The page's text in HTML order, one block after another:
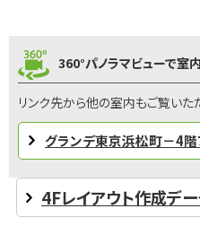
360°パノラマビューで室
リンク先から他の室内もご覧いた
グランデ東京浜松町－4階
4Fレイアウト作成デ